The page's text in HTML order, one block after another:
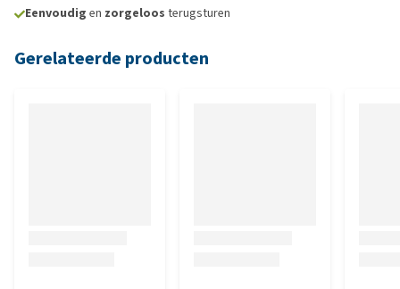
Eenvoudig en zorgeloos terugsturen
Gerelateerde producten